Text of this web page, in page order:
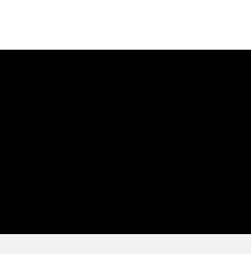
Ancel